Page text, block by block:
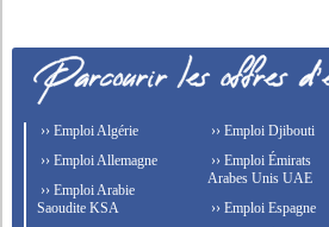
›› Emploi Algérie
›› Emploi Allemagne
›› Emploi Arabie
Saoudite KSA
›› Emploi Djibouti
›› Emploi Émirats
Arabes Unis UAE
›› Emploi Espagne